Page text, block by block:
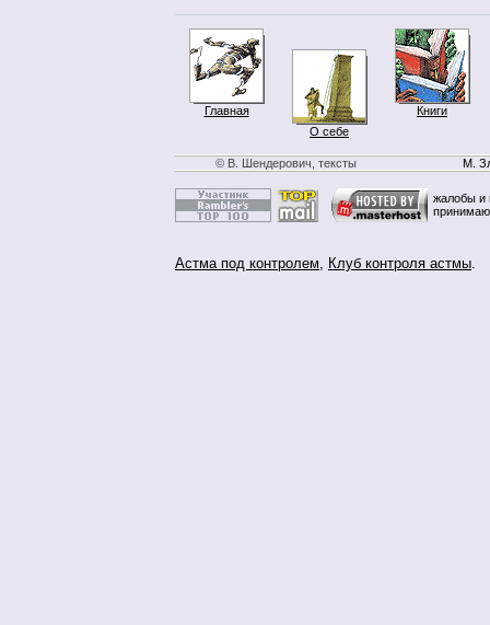
Главная
О себе
Книги
© В. Шендерович, тексты М.
жалобы и
Астма под контролем, Клуб контроля астмы.